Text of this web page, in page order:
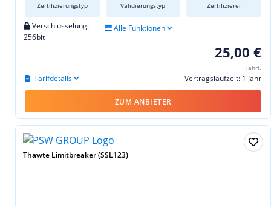
Zertifizierungstyp Validierungstyp Zertifizierer
Verschlüsselung:
256bit
Alle Funktionen
25,00 €
jährl.
Vertragslaufzeit: 1 Jahr
Tarifdetails
ZUM ANBIETER
Thawte Limitbreaker (SSL123)